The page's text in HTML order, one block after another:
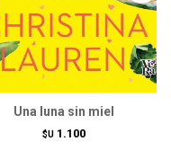
Una luna sin miel
$U 1.100